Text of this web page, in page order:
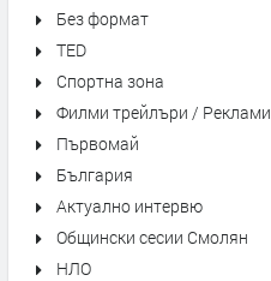
Без формат
TED
Спортна зона
Филми трейлъри / Реклами
Първомай
България
Актуално интервю
Общински сесии Смолян
НЛО